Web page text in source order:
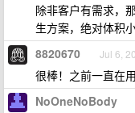
除非客户有需求，
生方案，绝对体积小
8820670 Jul 6,
很棒！之前一直在
NoOneNoBody